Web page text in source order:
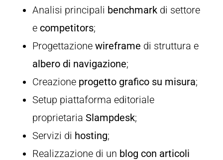
Analisi principali benchmarkdi settore
e competitors;
Progettazione wireframe di struttura e
albero di navigazione;
Creazione progetto grafico su misura;
Setup piattaforma editoriale
proprietaria Slampdesk;
Servizi di hosting;
Realizzazione di un blog con articoli